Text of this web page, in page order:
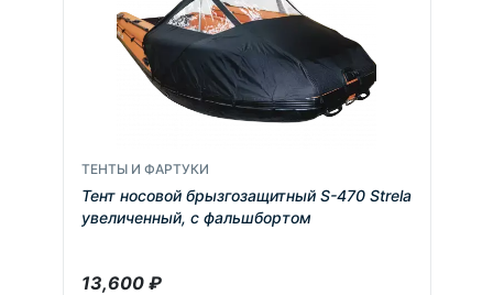
ТЕНТЫ И ФАРТУКИ
Тент носовой брызгозащитный S-470 Strela
увеличенный, с фальшбортом
13,600₽